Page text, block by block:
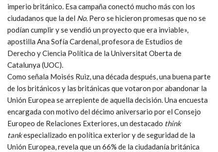
imperio británico. Esa campaña conectó mucho más con los
ciudadanos que la del No. Pero se hicieron promesas que no se
podían cumpliry se vendió un proyecto que era inviable»,
apostilla Ana Sofía Cardenal, profesora de Estudios de
Derecho y Ciencia Política de la Universitat Oberta de
Catalunya (UOC).
Como señala Moisés Ruiz, una década después, una buena parte
de los británicos y las británicas que votaron por abandonar la
Unión Europea se arrepiente de aquella decisión. Una encuesta
encargada con motivo del décimo aniversario por el Consejo
Europeo de Relaciones Exteriores, un destacado think
tankespecializado en política exterior y de seguridad de la
Unión Europea, revela que un 66% de la ciudadanía británica